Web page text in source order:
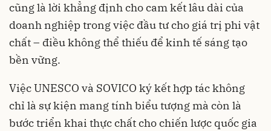
cũng là lời khẳng định cho cam kết lâu dài của
doanh nghiệp trong việc đầu tư cho giá trị phi vật
chất – điều không thể thiếu để kinh tế sáng tạo
bền vững.
Việc UNESCO và SOVICO ký kết hợp tác không
chỉ là sự kiện mang tính biểu tượng mà còn là
bước triển khai thực chất cho chiến lược quốc gia